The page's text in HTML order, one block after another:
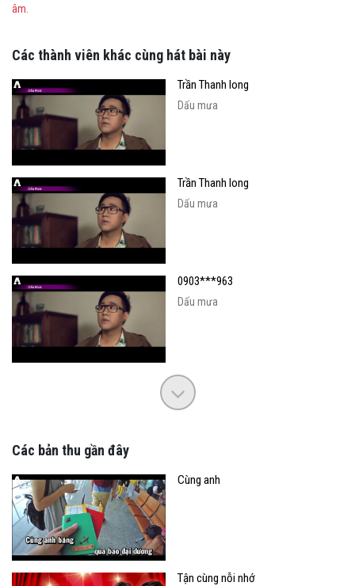
âm.
Các thành viên khác cùng hát bài này
Trần Thanh long
Dấu mưa
Trần Thanh long
Dấu mưa
0903***963
Dấu mưa
Các bản thu gần đây
Cùng anh
Tận cùng nỗi nhớ